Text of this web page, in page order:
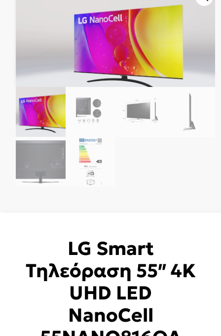
LG Smart
Τηλεόραση 55″ 4K
UHD LED
NanoCell